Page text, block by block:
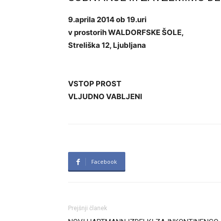
9.aprila 2014 ob 19.uri
v prostorih WALDORFSKE ŠOLE,
Streliška 12, Ljubljana
VSTOP PROST
VLJUDNO VABLJENI
Facebook
Prejšnji članek